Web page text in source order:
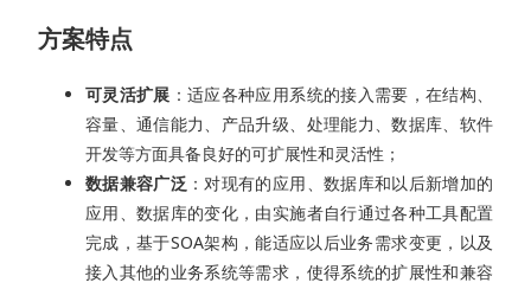
方案特点
可灵活扩展 ：适应各种应用系统的接入需要，在结构、
容量、通信能力、产品升级、处理能力、数据库、软件
开发等方面具备良好的可扩展性和灵活性；
数据兼容广泛 ：对现有的应用、数据库和以后新增加的
应用、数据库的变化，由实施者自行通过各种工具配置
完成，基于SOA架构，能适应以后业务需求变更，以及
接入其他的业务系统等需求，使得系统的扩展性和兼容